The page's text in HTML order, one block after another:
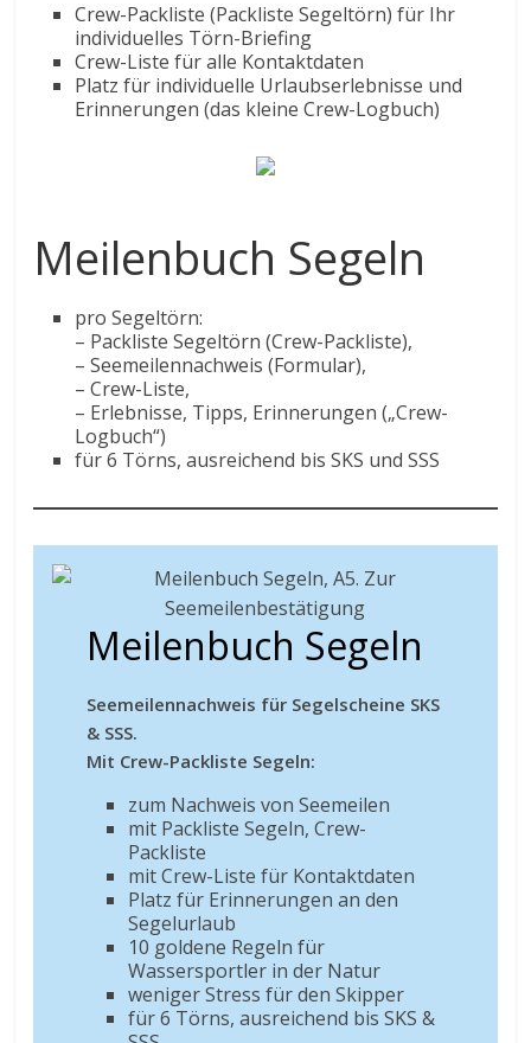
Crew-Packliste (Packliste Segeltörn) für Ihr
individuelles Törn-Briefing
Crew-Liste für alle Kontaktdaten
Platz für individuelle Urlaubserlebnisse und
Erinnerungen (das kleine Crew-Logbuch)
Meilenbuch Segeln
pro Segeltörn:
– Packliste Segeltörn (Crew-Packliste),
– Seemeilennachweis (Formular),
– Crew-Liste,
– Erlebnisse, Tipps, Erinnerungen („Crew-
Logbuch“)
für 6 Törns, ausreichend bis SKS und SSS
Meilenbuch Segeln
Seemeilennachweis für Segelscheine SKS
& SSS.
Mit Crew-Packliste Segeln:
zum Nachweis von Seemeilen
mit Packliste Segeln, Crew-
Packliste
mit Crew-Liste für Kontaktdaten
Platz für Erinnerungen an den
Segelurlaub
10 goldene Regeln für
Wassersportler in der Natur
weniger Stress für den Skipper
für 6 Törns, ausreichend bis SKS &